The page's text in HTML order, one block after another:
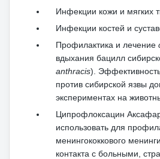
Инфекции кожи и мягких
Инфекции костей и
Профилактика и лечение
вдыхания бацилл
anthracis).
против сибирской язвы
экспериментах на
Ципрофлоксацин
использовать для
менингококкового
контакта с больными,